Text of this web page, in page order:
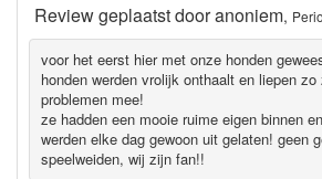
Review geplaatst dooranoniem,
voor het eerst hier met onze honden
honden werden vrolijk onthaalt en liepen zo
problemen mee!
ze hadden een mooie ruime eigen binnen
werden elke dag gewoon uit gelaten! geen
speelweiden, wij zijn fan!!